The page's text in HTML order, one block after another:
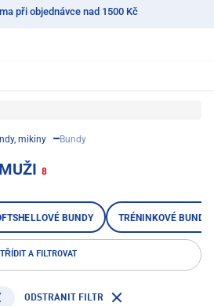
při objednávce nad 1500 Kč
mikiny Bundy
8
BUNDY TRÉNINKOVÉ BUNDY
TŘÍDIT A FILTROVAT
ODSTRANIT FILTR